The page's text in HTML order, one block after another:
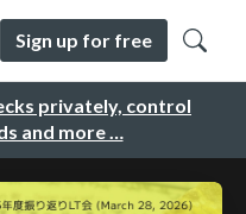
privately, control
and more …
Sign up for free